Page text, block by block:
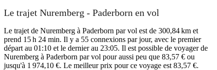
Le trajet Nuremberg - Paderborn en vol
Le trajet de Nuremberg à Paderborn par vol est de 300,84 km et
prend 15 h 24 min. Il y a 55 connexions par jour, avec le premier
départ au 01:10 et le dernier au 23:05. Il est possible de voyager de
Nuremberg à Paderborn par vol pour aussi peu que 83,57 € ou
jusqu'à 1 974,10 €. Le meilleur prix pour ce voyage est 83,57 €.